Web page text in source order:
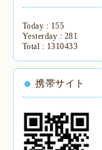
Today : 155
Yesterday : 281
Total : 1310433
携帯サイト